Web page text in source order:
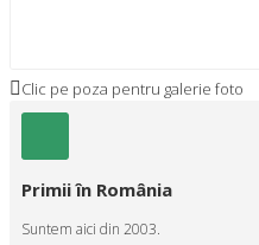
Clic pe poza pentru galerie foto
Primii în România
Suntem aici din 2003.